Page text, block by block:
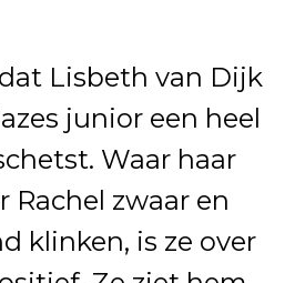
Lisbeth van Dijk
junior een heel
Waar haar
Rachel zwaar en
klinken, is ze over